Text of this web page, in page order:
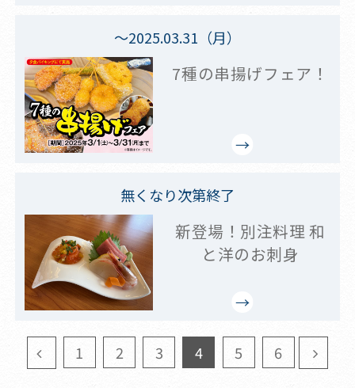
～2025.03.31（月）
7種の串揚げフェア！
無くなり次第終了
新登場！別注料理 和
と洋のお刺身
1 2 3 4 5 6